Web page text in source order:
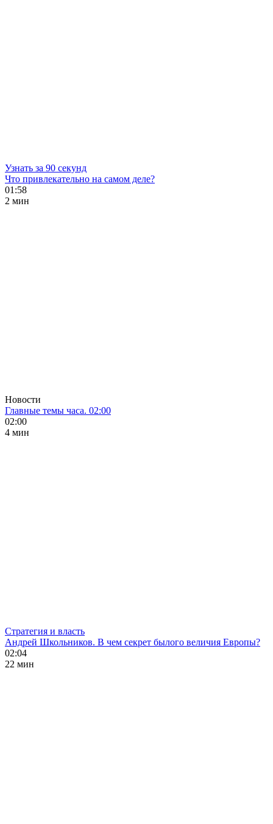
Узнать за 90 секунд
Что привлекательно на самом деле?
01:58
2 мин
Новости
Главные темы часа. 02:00
02:00
4 мин
Стратегия и власть
Андрей Школьников. В чем секрет былого величия Европы?
02:04
22 мин